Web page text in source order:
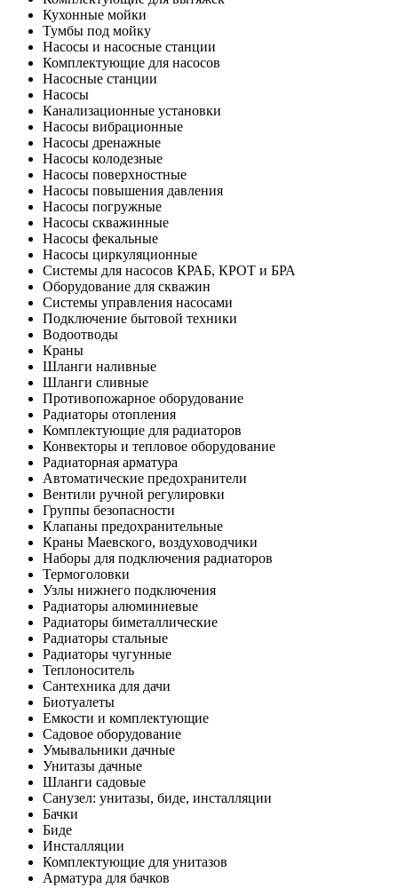
Кухонные мойки
Тумбы под мойку
Насосы и насосные станции
Комплектующие для насосов
Насосные станции
Насосы
Канализационные установки
Насосы вибрационные
Насосы дренажные
Насосы колодезные
Насосы поверхностные
Насосы повышения давления
Насосы погружные
Насосы скважинные
Насосы фекальные
Насосы циркуляционные
Системы для насосов КРАБ, КРОТ и БРА
Оборудование для скважин
Системы управления насосами
Подключение бытовой техники
Водоотводы
Краны
Шланги наливные
Шланги сливные
Противопожарное оборудование
Радиаторы отопления
Комплектующие для радиаторов
Конвекторы и тепловое оборудование
Радиаторная арматура
Автоматические предохранители
Вентили ручной регулировки
Группы безопасности
Клапаны предохранительные
Краны Маевского, воздуховодчики
Наборы для подключения радиаторов
Термоголовки
Узлы нижнего подключения
Радиаторы алюминиевые
Радиаторы биметаллические
Радиаторы стальные
Радиаторы чугунные
Теплоноситель
Сантехника для дачи
Биотуалеты
Емкости и комплектующие
Садовое оборудование
Умывальники дачные
Унитазы дачные
Шланги садовые
Санузел: унитазы, биде, инсталляции
Бачки
Биде
Инсталляции
Комплектующие для унитазов
Арматура для бачков